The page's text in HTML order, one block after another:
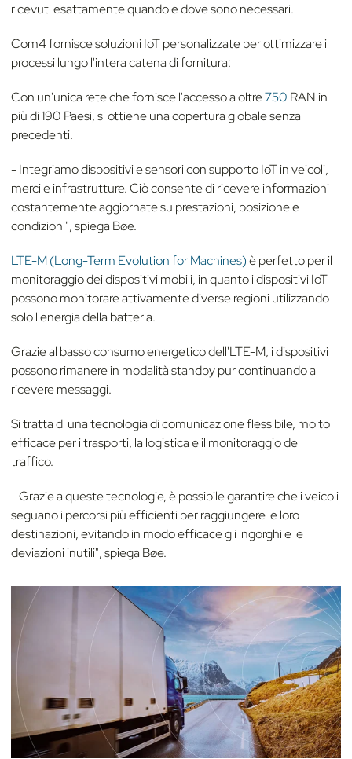
ricevuti esattamente quando e dove sono necessari.
Com4 fornisce soluzioni IoT personalizzate per ottimizzare i
processi lungo l'intera catena di fornitura:
Con un'unica rete che fornisce l'accesso a oltre750 RAN in
più di 190 Paesi, si ottiene una copertura globale senza
precedenti.
- Integriamo dispositivi e sensori con supporto IoT in veicoli,
merci e infrastrutture. Ciò consente di ricevere informazioni
costantemente aggiornate su prestazioni, posizione e
condizioni", spiega Bøe.
LTE-M (Long-Term Evolution for Machines)è perfetto per il
monitoraggio dei dispositivi mobili, in quanto i dispositivi IoT
possono monitorare attivamente diverse regioni utilizzando
solo l'energia della batteria.
Grazie al basso consumo energetico dell'LTE-M, i dispositivi
possono rimanere in modalità standby pur continuando a
ricevere messaggi.
Si tratta di una tecnologia di comunicazione flessibile, molto
efficace per i trasporti, la logistica e il monitoraggio del
traffico.
- Grazie a queste tecnologie, è possibile garantire che i veicoli
seguano i percorsi più efficienti per raggiungere le loro
destinazioni, evitando in modo efficace gli ingorghi e le
deviazioni inutili", spiega Bøe.